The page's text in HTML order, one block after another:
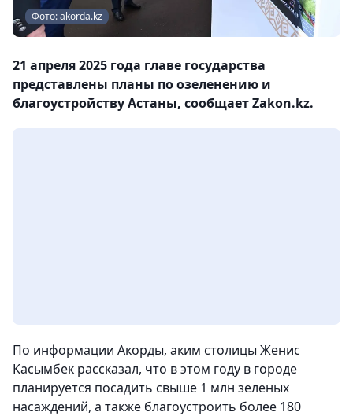
Фото: akorda.kz
21 апреля 2025 года главе государства
представлены планы по озеленению и
благоустройству Астаны, сообщает Zakon.kz.
По информации Акорды, аким столицы Женис
Касымбек рассказал, что в этом году в городе
планируется посадить свыше 1 млн зеленых
насаждений, а также благоустроить более 180